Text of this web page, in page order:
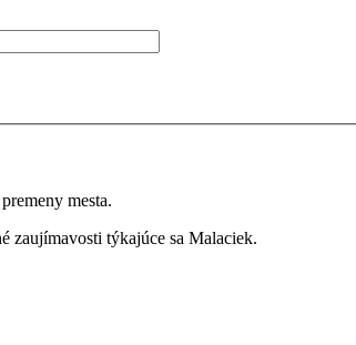
mesta.
zaujímavosti týkajúce sa Malaciek.